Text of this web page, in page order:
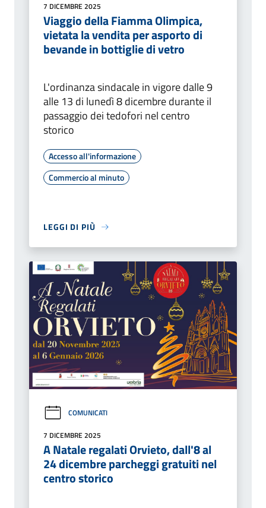
7 DICEMBRE 2025
Viaggio della Fiamma Olimpica,
vietata la vendita per asporto di
bevande in bottiglie di vetro
L'ordinanza sindacale in vigore dalle 9
alle 13 di lunedì 8 dicembre durante il
passaggio dei tedofori nel centro
storico
Accesso all'informazione
Commercio al minuto
LEGGI DI PIÙ
COMUNICATI
7 DICEMBRE 2025
A Natale regalati Orvieto, dall'8 al
24 dicembre parcheggi gratuiti nel
centro storico